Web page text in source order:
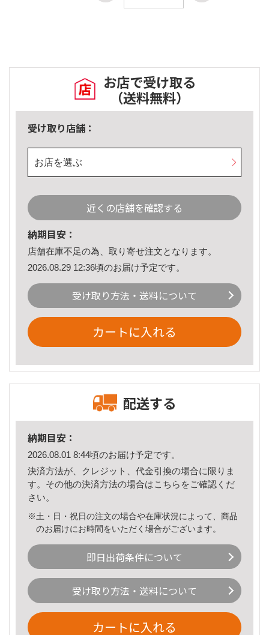
お店で受け取る
（送料無料）
受け取り店舗：
お店を選ぶ
近くの店舗を確認する
納期目安：
店舗在庫不足の為、取り寄せ注文となります。
2026.08.29 12:36頃のお届け予定です。
受け取り方法・送料について
カートに入れる
配送する
納期目安：
2026.08.01 8:44頃のお届け予定です。
決済方法が、クレジット、代金引換の場合に限りま
す。その他の決済方法の場合はこちら をご確認くだ
さい。
※土・日・祝日の注文の場合や在庫状況によって、商品
のお届けにお時間をいただく場合がございます。
即日出荷条件について
受け取り方法・送料について
カートに入れる